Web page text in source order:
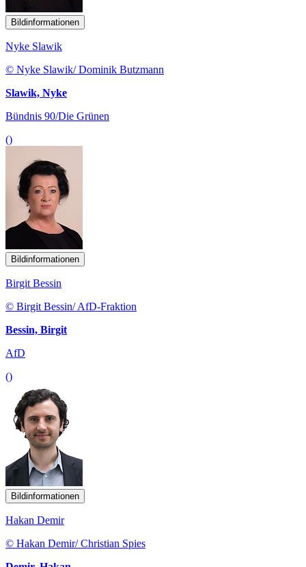
Bildinformationen
Nyke Slawik
© Nyke Slawik/ Dominik Butzmann
Slawik, Nyke
Bündnis 90/Die Grünen
()
Bildinformationen
Birgit Bessin
© Birgit Bessin/ AfD-Fraktion
Bessin, Birgit
AfD
()
Bildinformationen
Hakan Demir
© Hakan Demir/ Christian Spies